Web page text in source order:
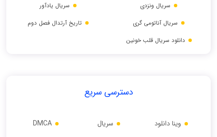
سریال ونزدی
سریال آناتومی گری
دانلود سریال قلب خونین
سریال یادآور
تاریخ آرتدال فصل دوم
دسترسی سریع
وینا دانلود
سریال
DMCA